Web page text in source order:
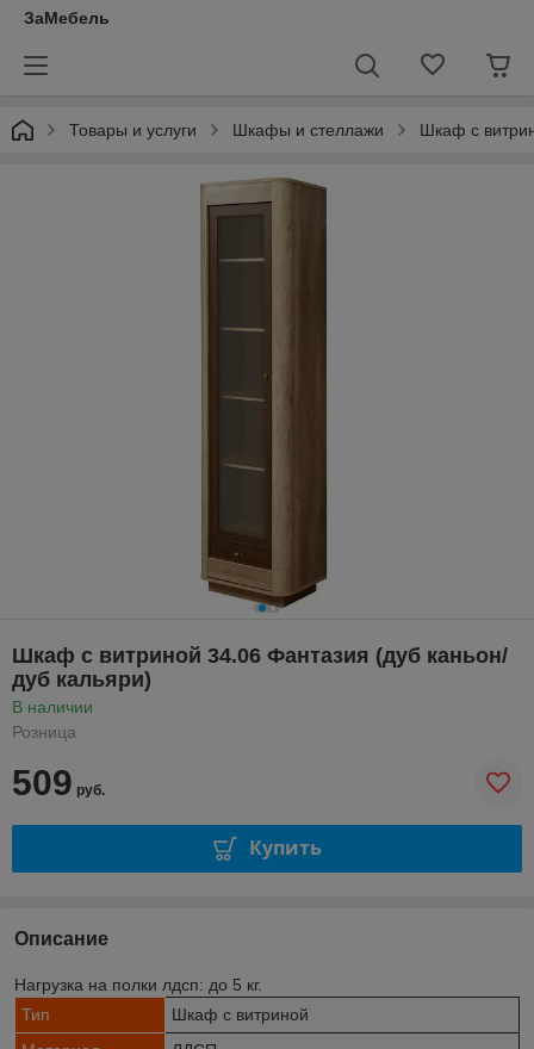
ЗаМебель
Товары и услуги Шкафы и стеллажи Шкаф с
Шкаф с витриной 34.06 Фантазия (дуб каньон/
дуб кальяри)
В наличии
Розница
509 руб.
Купить
Описание
Нагрузка на полки лдсп: до 5 кг.
Тип
Шкаф с витриной